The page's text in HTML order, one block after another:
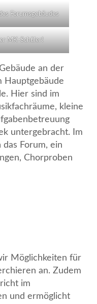
Forumsgebäudes
MK-Schüler!
an der
Hauptgebäude
Hier sind im
kleine
untergebracht. Im
das Forum, ein
Chorproben
Möglichkeiten für
an. Zudem
im
und ermöglicht